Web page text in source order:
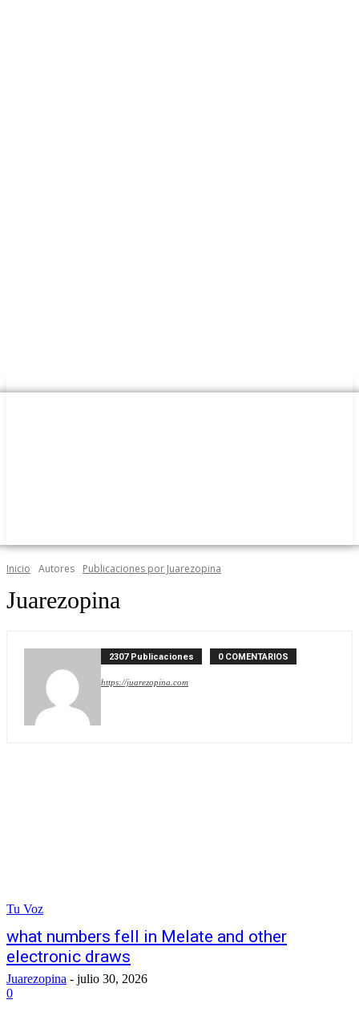
Inicio Autores Publicaciones por Juarezopina
Juarezopina
2307 Publicaciones 0 COMENTARIOS
https://juarezopina.com
Tu Voz
what numbers fell in Melate and other
electronic draws
Juarezopina - julio 30, 2026
0